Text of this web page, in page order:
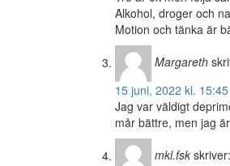
Alkohol, droger och
Motion och tänka är
Margareth
15 juni, 2022 kl. 15:45
Jag var väldigt
mår bättre, men jag
mkl.fsk skriver: